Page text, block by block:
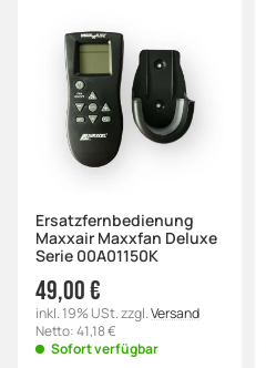
Ersatzfernbedienung
Maxxair Maxxfan Deluxe
Serie 00A01150K
49,00 €
inkl. 19% USt. zzgl.Versand
Netto: 41,18 €
Sofort verfügbar